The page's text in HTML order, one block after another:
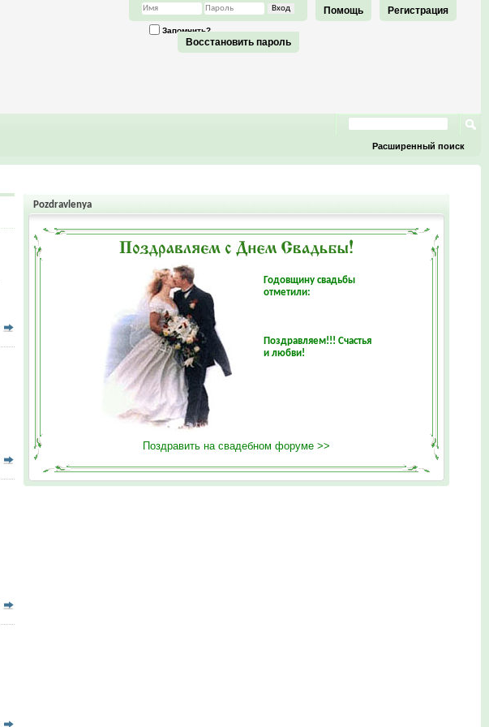
Регистрация
Помощь
Запомнить?
Восстановить пароль
Расширенный поиск
Pozdravlenya
Годовщину свадьбы
отметили:
Поздравляем!!! Счастья
и любви!
Поздравить на свадебном форуме >>